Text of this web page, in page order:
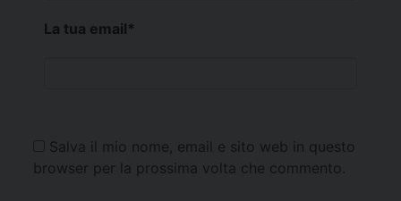
La tua email*
Salva il mio nome, email e sito web in questo
browser per la prossima volta che commento.